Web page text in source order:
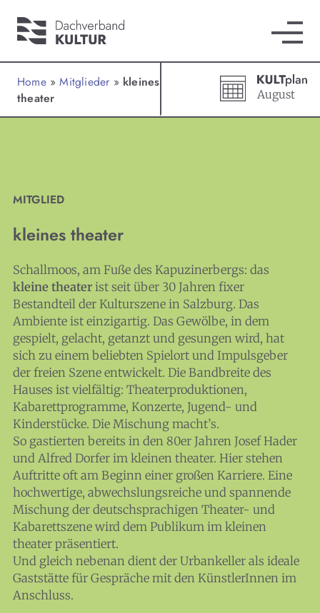
Home»Mitglieder » kleines
theater
August
MITGLIED
kleines theater
Schallmoos, am Fuße des Kapuzinerbergs: das
kleine theaterist seit über 30 Jahren fixer
Bestandteil der Kulturszene in Salzburg. Das
Ambiente ist einzigartig. Das Gewölbe, in dem
gespielt, gelacht, getanzt und gesungen wird, hat
sich zu einem beliebten Spielort und Impulsgeber
der freien Szene entwickelt. Die Bandbreite des
Hauses ist vielfältig: Theaterproduktionen,
Kabarettprogramme, Konzerte, Jugend- und
Kinderstücke. Die Mischung macht’s.
So gastierten bereits in den 80er Jahren Josef Hader
und Alfred Dorfer im kleinen theater. Hier stehen
Auftritte oft am Beginn einer großen Karriere. Eine
hochwertige, abwechslungsreiche und spannende
Mischung der deutschsprachigen Theater- und
Kabarettszene wird dem Publikum im kleinen
theater präsentiert.
Und gleich nebenan dient der Urbankeller als ideale
Gaststätte für Gespräche mit den KünstlerInnen im
Anschluss.
News
Themen
Infothek
About
Mitglieder